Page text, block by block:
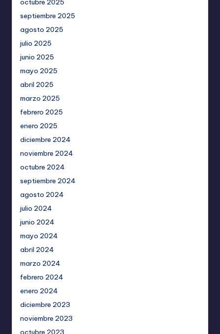
octubre 2025
septiembre 2025
agosto 2025
julio 2025
junio 2025
mayo 2025
abril 2025
marzo 2025
febrero 2025
enero 2025
diciembre 2024
noviembre 2024
octubre 2024
septiembre 2024
agosto 2024
julio 2024
junio 2024
mayo 2024
abril 2024
marzo 2024
febrero 2024
enero 2024
diciembre 2023
noviembre 2023
octubre 2023